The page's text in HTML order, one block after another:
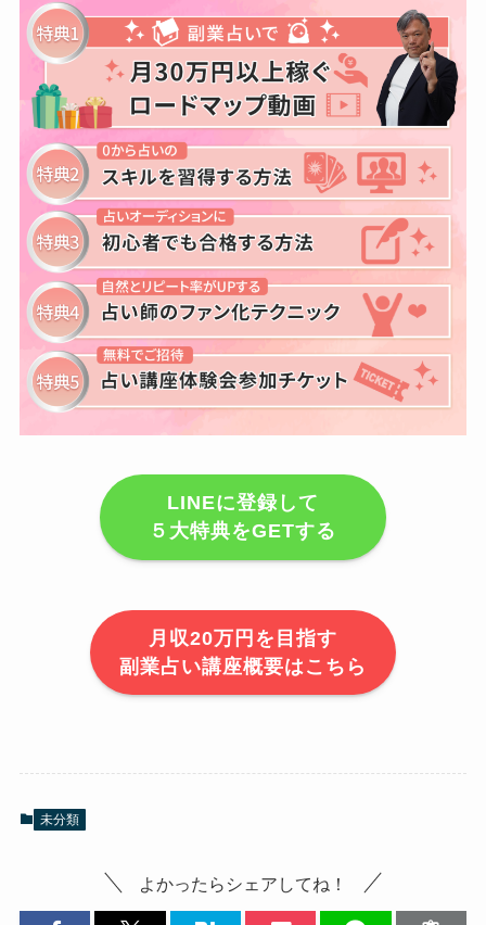
LINEに登録して
５大特典をGETする
月収20万円を目指す
副業占い講座概要はこちら
未分類
よかったらシェアしてね！